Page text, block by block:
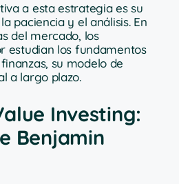
a esta estrategia es su
paciencia y el análisis. En
del mercado, los
estudian los fundamentos
su modelo de
a largo plazo.
Investing:
Benjamin